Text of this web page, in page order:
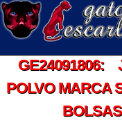
GE24091806:
POLVO MARCA